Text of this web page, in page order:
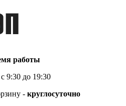
работы
9:30 до 19:30
- круглосуточно